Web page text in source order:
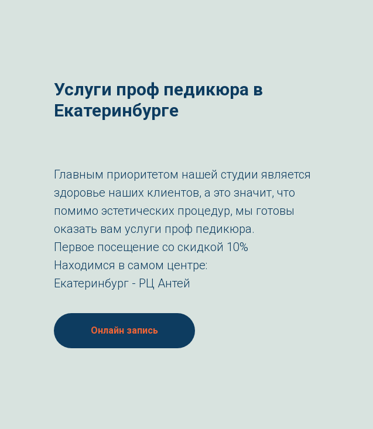
Услуги проф педикюра в
Екатеринбурге
Главным приоритетом нашей студии является
здоровье наших клиентов, а это значит, что
помимо эстетических процедур, мы готовы
оказать вам услуги проф педикюра.
Первое посещение со скидкой 10%
Находимся в самом центре:
Екатеринбург - РЦ Антей
Онлайн запись